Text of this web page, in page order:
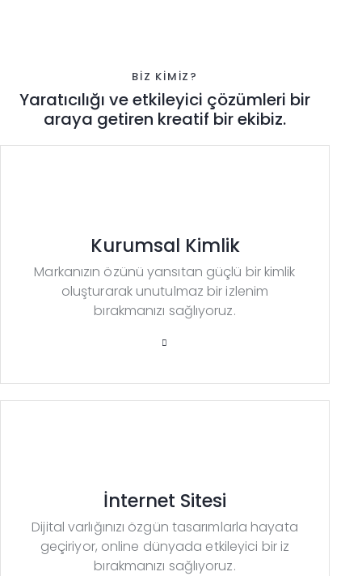
BİZ KİMİZ?
Yaratıcılığı ve etkileyici çözümleri bir
araya getiren kreatif bir ekibiz.
Kurumsal Kimlik
Markanızın özünü yansıtan güçlü bir kimlik
oluşturarak unutulmaz bir izlenim
bırakmanızı sağlıyoruz.
İnternet Sitesi
Dijital varlığınızı özgün tasarımlarla hayata
geçiriyor, online dünyada etkileyici bir iz
bırakmanızı sağlıyoruz.